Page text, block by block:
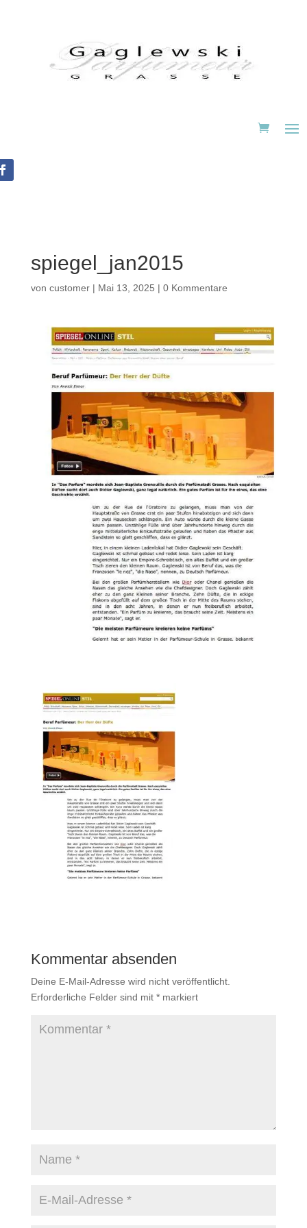
spiegel_jan2015
von customer| Mai 13, 2025 | 0 Kommentare
Kommentar absenden
Deine E-Mail-Adresse wird nicht veröffentlicht.
Erforderliche Felder sind mit *markiert